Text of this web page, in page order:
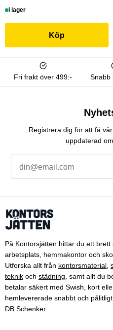
I lager
Köp
Fri frakt över 499:- Snabb
Registrera dig för att få
uppdaterad
På Kontorsjätten hittar du ett
arbetsplats, hemmakontor och
Utforska allt från kontorsmaterial
teknik och städning , samt allt du
betalar säkert med Swish, kort
hemlevererade snabbt och
DB Schenker.